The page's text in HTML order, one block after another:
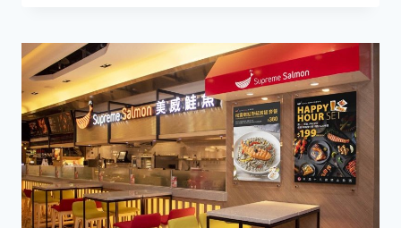
新
春
雙
人
豪
華
餐